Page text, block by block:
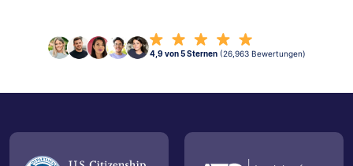
4,9 von 5 Sternen (26,963 Bewertungen)